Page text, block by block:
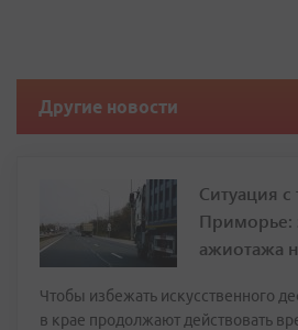
Другие новости
Ситуация
Приморье:
ажиотажа
Чтобы избежать искусственного
в крае продолжают действовать